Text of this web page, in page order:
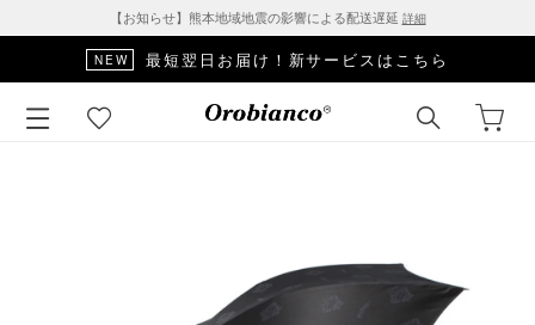
【お知らせ】熊本地域地震の影響による配送遅延 詳細
NEW 最短翌日お届け！新サービスはこちら